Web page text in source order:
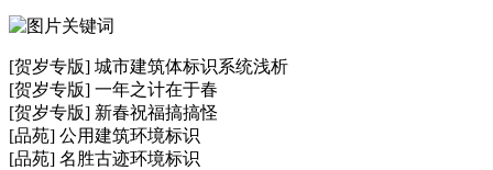
[贺岁专版] 城市建筑体标识系统浅析
[贺岁专版] 一年之计在于春
[贺岁专版] 新春祝福搞搞怪
[品苑] 公用建筑环境标识
[品苑] 名胜古迹环境标识